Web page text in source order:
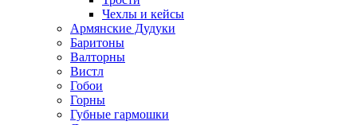
Чехлы и кейсы
Армянские Дудуки
Баритоны
Валторны
Вистл
Гобои
Горны
Губные гармошки